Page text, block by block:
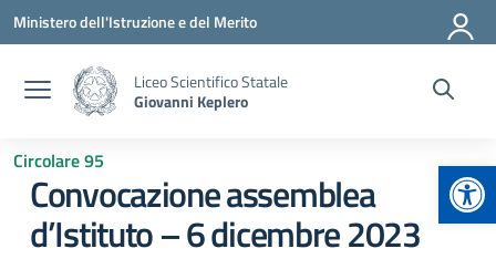
Vai ai contenuti
Vai al menu di navigazione
Vai al footer
Ministero dell'Istruzione e del Merito
Liceo Scientifico Statale
Giovanni Keplero
Circolare 95
Convocazione assemblea
d’Istituto – 6 dicembre 2023